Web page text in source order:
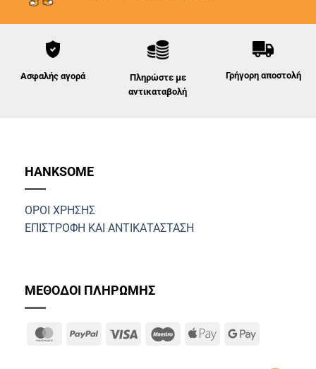
Ασφαλής αγορά
Πληρώστε με
αντικαταβολή
Γρήγορη αποστολή
HANKSOME
ΟΡΟΙ ΧΡΗΣΗΣ
ΕΠΙΣΤΡΟΦΗ ΚΑΙ ΑΝΤΙΚΑΤΑΣΤΑΣΗ
ΜΕΘΟΔΟΙ ΠΛΗΡΩΜΗΣ
MasterCardPayPal Visa MaestroApple
Google